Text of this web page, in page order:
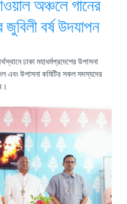
অঞ্চলে গানের
বর্ষ উদযাপন
ঢাকা মহাধর্মপ্রদেশের উপাসনা
এবং উপাসনা কমিটির সকল সদস্যদের